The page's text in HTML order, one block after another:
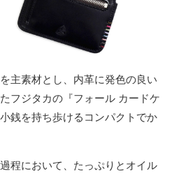
主素材とし、内革に発色の良い
フジタカの『フォール カードケ
銭を持ち歩けるコンパクトでか
程において、たっぷりとオイル